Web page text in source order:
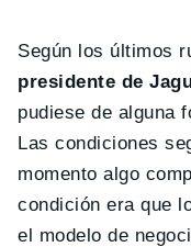
Según los últimos
presidente de
pudiese de alguna
Las condiciones
momento algo
condición era que
el modelo de